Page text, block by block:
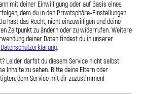
vs. Gummi
mit deiner Einwilligung oder auf Basis eines
dem du in den Privatsphäre-Einstellungen
hast das Recht, nicht einzuwilligen und deine
Zeitpunkt zu ändern oder zu widerrufen. Weitere
deiner Daten findest du in unserer
Datenschutzerklärung.
Leider darfst du diesem Service nicht selbst
Inhalte zu sehen. Bitte deine Eltern oder
dem Service mit dir zuzustimmen!